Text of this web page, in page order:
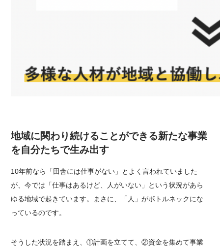
地域に関わり続けることができる新たな事業
を自分たちで生み出す
10年前なら「田舎には仕事がない」とよく言われていました
が、今では「仕事はあるけど、人がいない」という状況があら
ゆる地域で起きています。
まさに、「人」がボトルネックにな
っているのです。
そうした状況を踏まえ、①計画を立てて、②資金を集めて事業